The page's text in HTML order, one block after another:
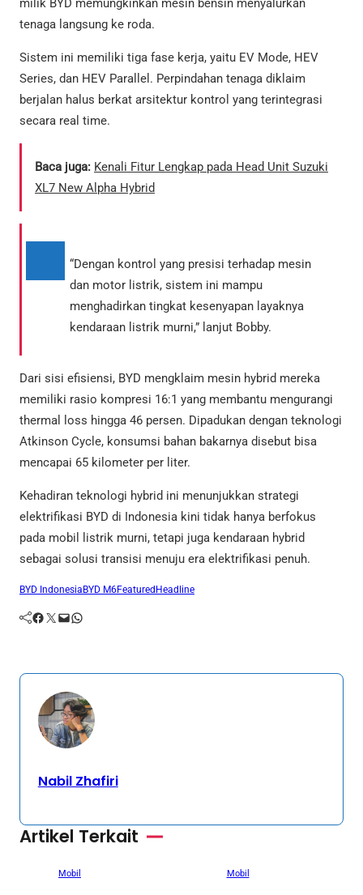
milik BYD memungkinkan mesin bensin menyalurkan
tenaga langsung ke roda.
Sistem ini memiliki tiga fase kerja, yaitu EV Mode, HEV
Series, dan HEV Parallel. Perpindahan tenaga diklaim
berjalan halus berkat arsitektur kontrol yang terintegrasi
secara real time.
Baca juga: Kenali Fitur Lengkap pada Head Unit Suzuki
XL7 New Alpha Hybrid
“Dengan kontrol yang presisi terhadap mesin
dan motor listrik, sistem ini mampu
menghadirkan tingkat kesenyapan layaknya
kendaraan listrik murni,” lanjut Bobby.
Dari sisi efisiensi, BYD mengklaim mesin hybrid mereka
memiliki rasio kompresi 16:1 yang membantu mengurangi
thermal loss hingga 46 persen. Dipadukan dengan teknologi
Atkinson Cycle, konsumsi bahan bakarnya disebut bisa
mencapai 65 kilometer per liter.
Kehadiran teknologi hybrid ini menunjukkan strategi
elektrifikasi BYD di Indonesia kini tidak hanya berfokus
pada mobil listrik murni, tetapi juga kendaraan hybrid
sebagai solusi transisi menuju era elektrifikasi penuh.
BYD Indonesia BYD M6Featured Headline
Facebook Twitter Mail WhatsApp
Nabil Zhafiri
Artikel Terkait
Mobil Mobil